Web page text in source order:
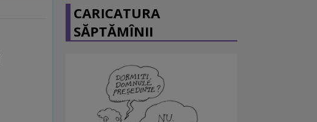
CARICATURA
SĂPTĂMÎNII